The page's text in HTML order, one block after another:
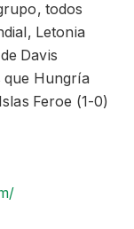
todos
Letonia
Davis
que Hungría
Feroe (1-0)